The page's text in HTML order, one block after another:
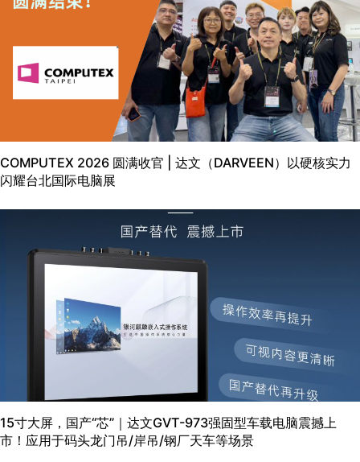
COMPUTEX 2026 圆满收官 | 达文（DARVEEN）以硬核实力
闪耀台北国际电脑展
15寸大屏，国产“芯”｜达文GVT-973强固型车载电脑震撼上
市！应用于码头龙门吊/岸吊/钢厂天车等场景